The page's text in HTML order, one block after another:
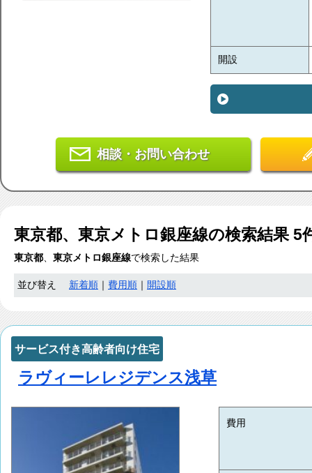
開設
相談・お問い合わせ
東京都、東京メトロ銀座線の検索結果 5
東京都、 東京メトロ銀座線で検索した結果
並び替え 新着順 費用順 開設順
サービス付き高齢者向け住宅
ラヴィーレレジデンス浅草
費用